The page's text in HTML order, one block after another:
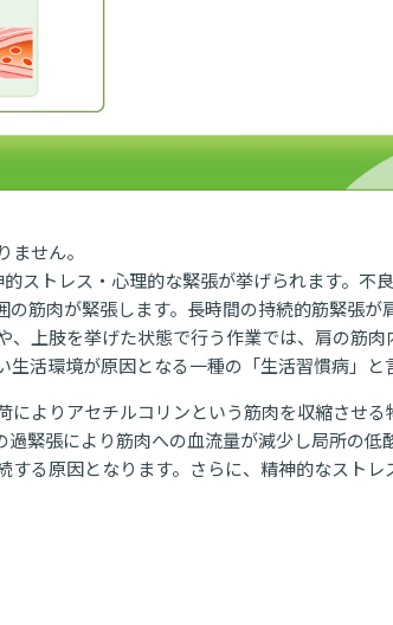
ません。
ストレス・心理的な緊張が挙げられます。不
筋肉が緊張します。長時間の持続的筋緊張
上肢を挙げた状態で行う作業では、肩の筋
活環境が原因となる一種の「生活習慣病」と
よりアセチルコリンという筋肉を収縮させ
緊張により筋肉への血流量が減少し局所の
る原因となります。さらに、精神的なスト